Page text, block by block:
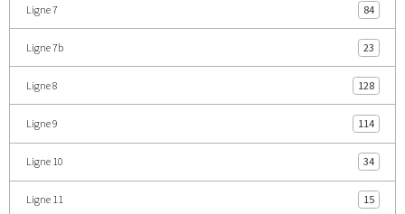
Ligne 7 84
Ligne 7b 23
Ligne 8 128
Ligne 9 114
Ligne 10 34
Ligne 11 15